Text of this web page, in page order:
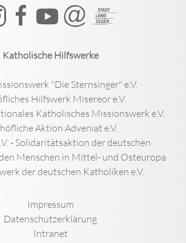
Katholische Hilfswerke
"Die Sternsinger" e.V.
Hilfswerk Misereor e.V.
Katholisches Missionswerk e.V.
Aktion Adveniat e.V.
- Solidaritätsaktion der deutschen
Menschen in Mittel- und Osteuropa
der deutschen Katholiken e.V.
Impressum
Datenschutzerklärung
Intranet